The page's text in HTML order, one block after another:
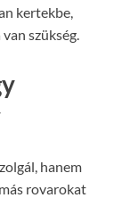
kertekbe,
szükség.
hanem
rovarokat